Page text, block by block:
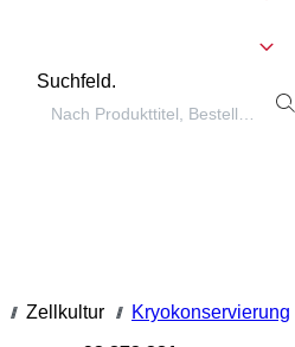
Suchfeld.
/// Zellkultur /// Kryokonservierung